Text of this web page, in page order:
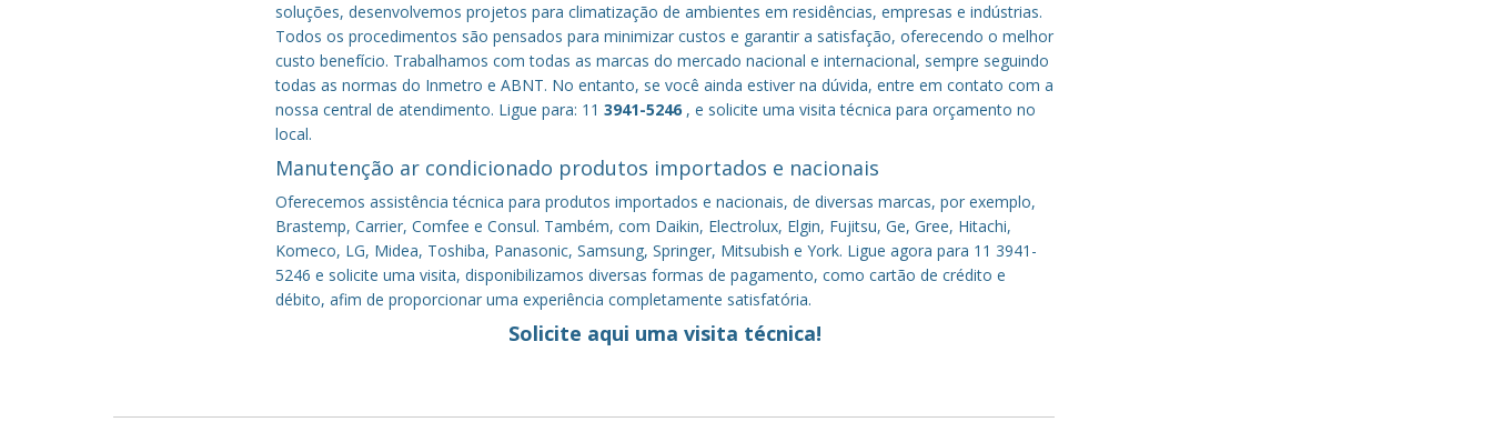
soluções, desenvolvemos projetos para climatização de ambientes em residências, empresas e indústrias.
Todos os procedimentos são pensados para minimizar custos e garantir a satisfação, oferecendo o melhor
custo benefício. Trabalhamos com todas as marcas do mercado nacional e internacional, sempre seguindo
todas as normas do Inmetro e ABNT. No entanto, se você ainda estiver na dúvida, entre em contato com a
nossa central de atendimento. Ligue para: 113941-5246 , e solicite uma visita técnica para orçamento no
local.
Manutenção ar condicionado produtos importados e nacionais
Oferecemos assistência técnica para produtos importados e nacionais, de diversas marcas, por exemplo,
Brastemp, Carrier, Comfee e Consul. Também, com Daikin, Electrolux, Elgin, Fujitsu, Ge, Gree, Hitachi,
Komeco, LG, Midea, Toshiba, Panasonic, Samsung, Springer, Mitsubish e York. Ligue agora para 11 3941-
5246 e solicite uma visita, disponibilizamos diversas formas de pagamento, como cartão de crédito e
débito, afim de proporcionar uma experiência completamente satisfatória.
Solicite aqui uma visita técnica!